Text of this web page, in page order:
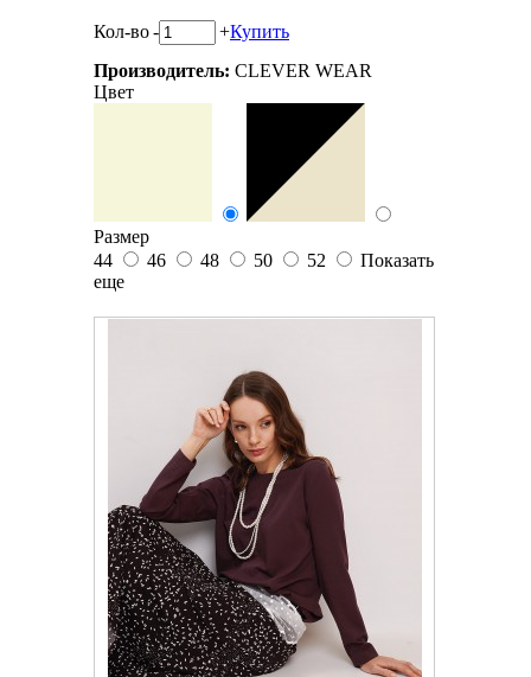
Кол-во- +Купить
Производитель: CLEVER WEAR
Цвет
Размер
44
46 48 50 52
Показать
еще